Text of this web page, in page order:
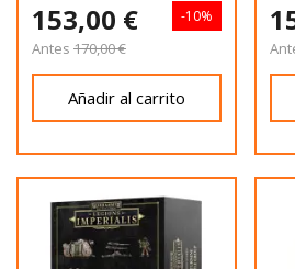
153,00 €
Antes 170,00 €
-10%
Añadir al carrito